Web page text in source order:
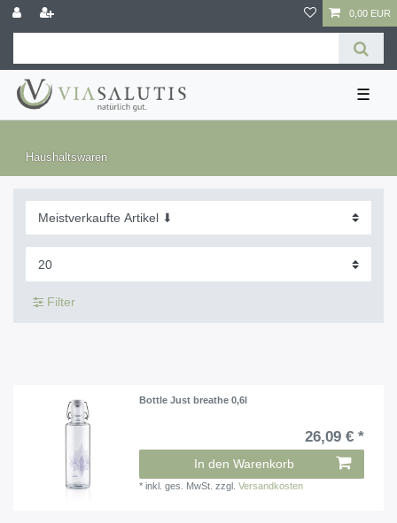
0,00 EUR
☰
Haushaltswaren
Filter
Bottle Just breathe 0,6l
26,09 € *
In den Warenkorb
*inkl. ges. MwSt. zzgl.Versandkosten